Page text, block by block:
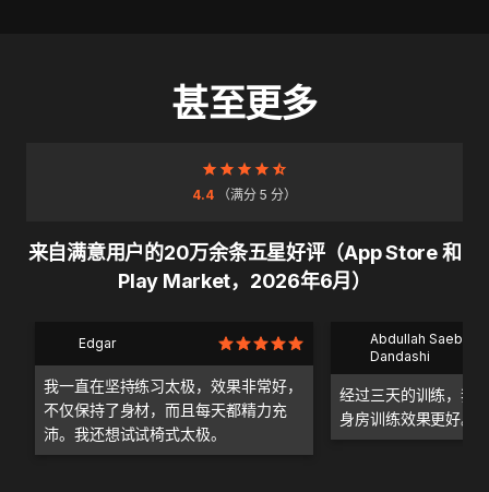
甚至更多
4.4 （满分 5 分）
来自满意用户的20万余条五星好评（App Store 和
Play Market，2026年6月）
Edgar
我一直在坚持练习太极，效果非常好，
不仅保持了身材，而且每天都精力充
沛。我还想试试椅式太极。
Abdullah Saeb Al
Dandashi
经过三天的训练，我
身房训练效果更好。